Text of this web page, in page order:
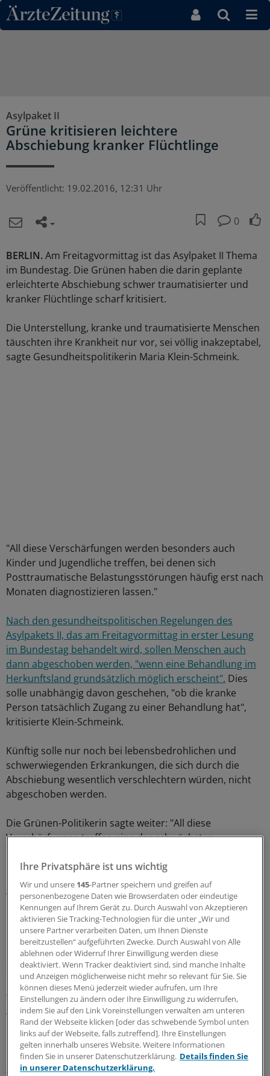
Direkt zum Inhaltsbereich
Asylpaket II
Grüne kritisieren leichtere
Abschiebung kranker Flüchtlinge
Veröffentlicht: 19.02.2016, 12:31 Uhr
0
BERLIN.Am Freitagvormittag ist das Asylpaket II Thema
im Bundestag. Die Grünen haben die darin geplante
erleichterte Abschiebung schwer traumatisierter und
kranker Flüchtlinge scharf kritisiert.
Die Unterstellung, kranke und traumatisierte Menschen
täuschten ihre Krankheit nur vor, sei völlig inakzeptabel,
sagte Gesundheitspolitikerin Maria Klein-Schmeink.
"All diese Verschärfungen werden besonders auch
Kinder und Jugendliche treffen, bei denen sich
Posttraumatische Belastungsstörungen häufig erst nach
Monaten diagnostizieren lassen."
Nach den gesundheitspolitischen Regelungen des
Asylpakets II, das am Freitagvormittag in erster Lesung
im Bundestag behandelt wird, sollen Menschen auch
dann abgeschoben werden, "wenn eine Behandlung im
Herkunftsland grundsätzlich möglich erscheint". Dies
solle unabhängig davon geschehen, "ob die kranke
Person tatsächlich Zugang zu einer Behandlung hat",
kritisierte Klein-Schmeink.
Künftig solle nur noch bei lebensbedrohlichen und
schwerwiegenden Erkrankungen, die sich durch die
Abschiebung wesentlich verschlechtern würden, nicht
abgeschoben werden.
Die Grünen-Politikerin sagte weiter: "All diese
Verschärfungen treffen eine der schwächsten
Gewalt und Folter schwer traumatisiert sind, mit
besonderer Härte. Es darf nicht sein, dass die Anzahl
von Flüchtlingen dazu führt, dass wir Grundsätze der
Menschlichkeit über Bord werfen."
Der Bundestag diskutiert über die geplante
Beschleunigung von Asylverfahren. Die Schnellverfahren
sind Teil des Asylpakets II, das Anfang des Monats vom
Kabinett beschlossen worden war. Erstmals beraten
wird auch über die Absenkung der Hürden für die
Ausweisung von Ausländern, die Straftaten verübt
haben.(dpa)
Lesen Sie dazu auch:Asylpaket II: BÄK kritisiert Gesetz
zur vereinfachten Abschiebung
Ihre Privatsphäre ist uns wichtig
Wir und unsere 145-Partner speichern und greifen auf
personenbezogene Daten wie Browserdaten oder eindeutige
Kennungen auf Ihrem Gerät zu. Durch Auswahl von Akzeptieren
aktivieren Sie Tracking-Technologien für die unter „Wir und
unsere Partner verarbeiten Daten, um Ihnen Dienste
bereitzustellen“ aufgeführten Zwecke. Durch Auswahl von Alle
ablehnen oder Widerruf Ihrer Einwilligung werden diese
deaktiviert. Wenn Tracker deaktiviert sind, sind manche Inhalte
und Anzeigen möglicherweise nicht mehr so relevant für Sie. Sie
können dieses Menü jederzeit wieder aufrufen, um Ihre
Einstellungen zu ändern oder Ihre Einwilligung zu widerrufen,
indem Sie auf den Link Voreinstellungen verwalten am unteren
Rand der Webseite klicken [oder das schwebende Symbol unten
links auf der Webseite, falls zutreffend]. Ihre Einstellungen
gelten innerhalb unseres Website. Weitere Informationen
finden Sie in unserer Datenschutzerklärung. Details finden Sie
in unserer Datenschutzerklärung.